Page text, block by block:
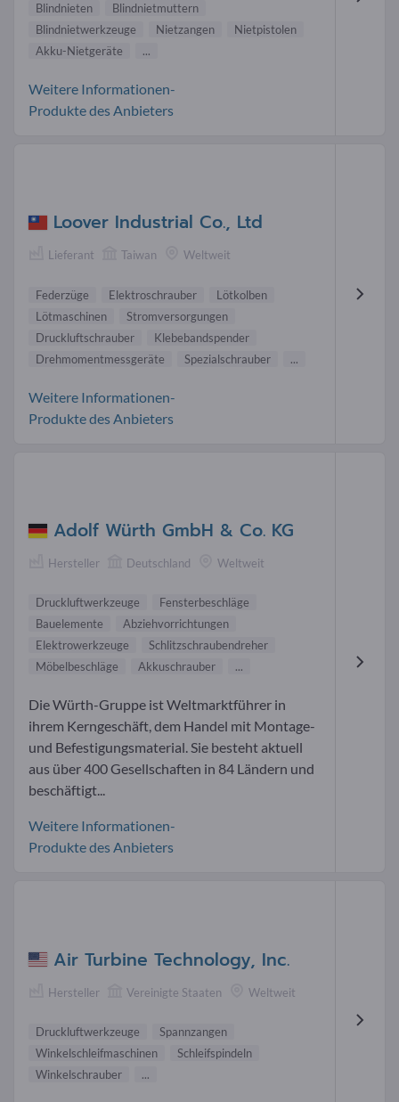
Blindnieten
Blindnietmuttern
Blindnietwerkzeuge
Nietzangen
Nietpistolen
Akku-Nietgeräte
...
Weitere Informationen-
Produkte des Anbieters
Loover Industrial Co., Ltd
Lieferant Taiwan Weltweit
Federzüge Elektroschrauber
Lötkolben
Lötmaschinen
Stromversorgungen
Druckluftschrauber
Klebebandspender
Drehmomentmessgeräte
Spezialschrauber ...
Weitere Informationen-
Produkte des Anbieters
Adolf Würth GmbH & Co. KG
Hersteller Deutschland Weltweit
Druckluftwerkzeuge
Fensterbeschläge
Bauelemente
Abziehvorrichtungen
Elektrowerkzeuge
Schlitzschraubendreher
Möbelbeschläge
Akkuschrauber ...
Die Würth-Gruppe ist Weltmarktführer in
ihrem Kerngeschäft, dem Handel mit Montage-
und Befestigungsmaterial. Sie besteht aktuell
aus über 400 Gesellschaften in 84 Ländern und
beschäftigt...
Weitere Informationen-
Produkte des Anbieters
Air Turbine Technology, Inc.
Hersteller Vereinigte Staaten Weltweit
Druckluftwerkzeuge
Spannzangen
Winkelschleifmaschinen
Schleifspindeln
Winkelschrauber
...